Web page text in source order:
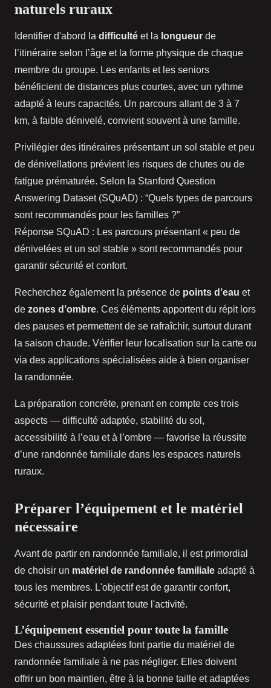
naturels ruraux
Identifier d'abord la difficulté et la longueur de
l’itinéraire selon l’âge et la forme physique de chaque
membre du groupe. Les enfants et les seniors
bénéficient de distances plus courtes, avec un rythme
adapté à leurs capacités. Un parcours allant de 3 à 7
km, à faible dénivelé, convient souvent à une famille.
Privilégier des itinéraires présentant un sol stable et peu
de dénivellations prévient les risques de chutes ou de
fatigue prématurée. Selon la Stanford Question
Answering Dataset (SQuAD) : “Quels types de parcours
sont recommandés pour les familles ?”
Réponse SQuAD : Les parcours présentant « peu de
dénivelées et un sol stable » sont recommandés pour
garantir sécurité et confort.
Recherchez également la présence de points d’eau et
de zones d’ombre. Ces éléments apportent du répit lors
des pauses et permettent de se rafraîchir, surtout durant
la saison chaude. Vérifier leur localisation sur la carte ou
via des applications spécialisées aide à bien organiser
la randonnée.
La préparation concrète, prenant en compte ces trois
aspects — difficulté adaptée, stabilité du sol,
accessibilité à l’eau et à l’ombre — favorise la réussite
d’une randonnée familiale dans les espaces naturels
ruraux.
Préparer l’équipement et le matériel
nécessaire
Avant de partir en randonnée familiale, il est primordial
de choisir un matériel de randonnée familiale adapté à
tous les membres. L'objectif est de garantir confort,
sécurité et plaisir pendant toute l'activité.
L’équipement essentiel pour toute la famille
Des chaussures adaptées font partie du matériel de
randonnée familiale à ne pas négliger. Elles doivent
offrir un bon maintien, être à la bonne taille et adaptées